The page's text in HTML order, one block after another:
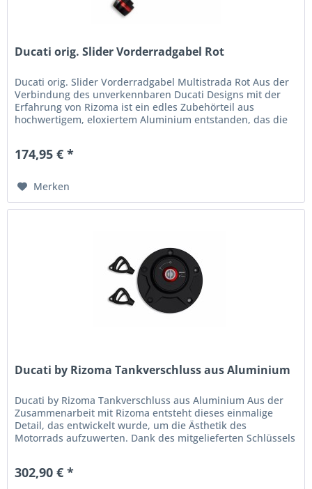
Ducati orig. Slider Vorderradgabel Rot
Ducati orig. Slider Vorderradgabel Multistrada Rot Aus der
Verbindung des unverkennbaren Ducati Designs mit der
Erfahrung von Rizoma ist ein edles Zubehörteil aus
hochwertigem, eloxiertem Aluminium entstanden, das die
174,95 € *
Merken
Ducati by Rizoma Tankverschluss aus Aluminium
Ducati by Rizoma Tankverschluss aus Aluminium Aus der
Zusammenarbeit mit Rizoma entsteht dieses einmalige
Detail, das entwickelt wurde, um die Ästhetik des
Motorrads aufzuwerten. Dank des mitgelieferten Schlüssels
302,90 € *